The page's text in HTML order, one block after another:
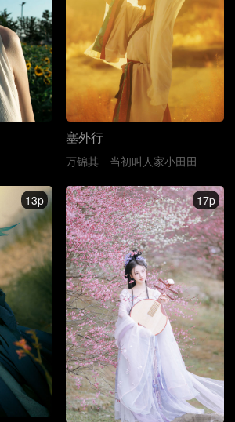
塞外行
万锦其 当初叫人家小田田
13p 17p